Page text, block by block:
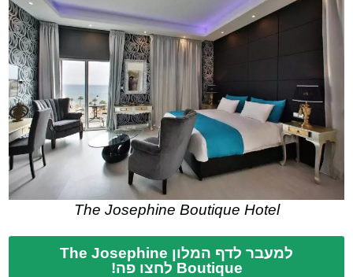
The Josephine Boutique Hotel
למעבר לדף המלון The Josephine
Boutique לחצו פה!